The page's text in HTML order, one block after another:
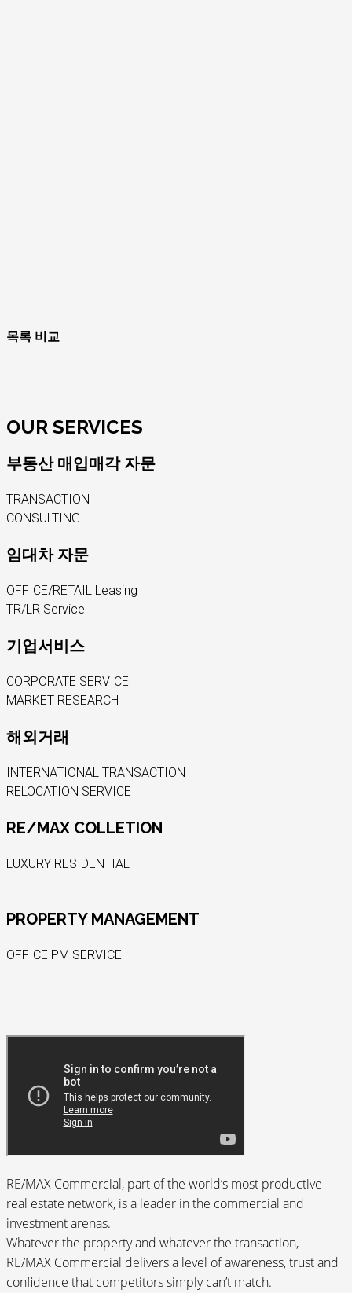
목록 비교
OUR SERVICES
부동산 매입매각 자문
TRANSACTION
CONSULTING
임대차 자문
OFFICE/RETAIL Leasing
TR/LR Service
기업서비스
CORPORATE SERVICE
MARKET RESEARCH
해외거래
INTERNATIONAL TRANSACTION
RELOCATION SERVICE
RE/MAX COLLETION
LUXURY RESIDENTIAL
PROPERTY MANAGEMENT
OFFICE PM SERVICE
RE/MAX Commercial, part of the world’s most productive
real estate network, is a leader in the commercial and
investment arenas.
Whatever the property and whatever the transaction,
RE/MAX Commercial delivers a level of awareness, trust and
confidence that competitors simply can’t match.